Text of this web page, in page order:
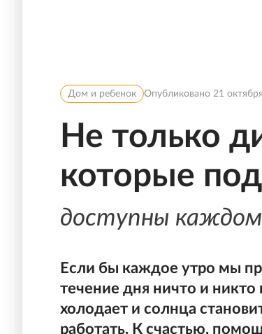
Дом и ребенок Опубликовано 21
Не только
которые
доступны
Если бы каждое утро мы
течение дня ничто и
холодает и солнца
работать. К счастью,